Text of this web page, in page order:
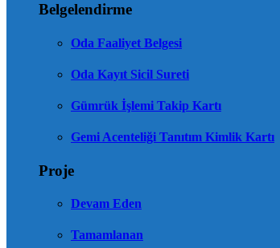
Belgelendirme
Oda Faaliyet Belgesi
Oda Kayıt Sicil Sureti
Gümrük İşlemi Takip Kartı
Gemi Acenteliği Tanıtım Kimlik Kartı
Proje
Devam Eden
Tamamlanan